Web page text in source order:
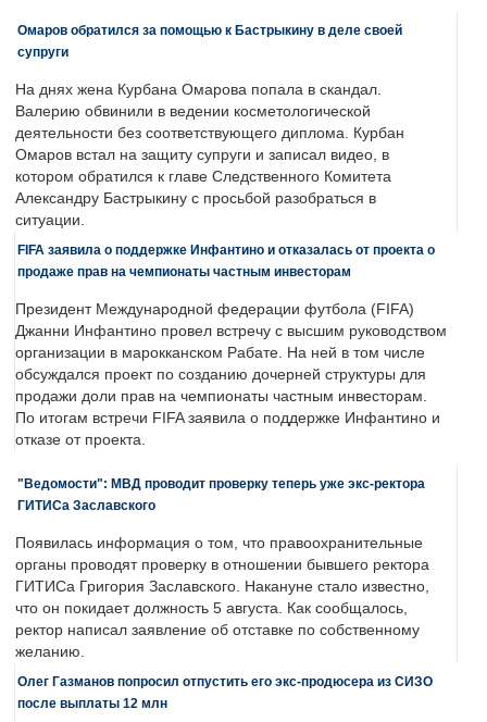
Омаров обратился за помощью к Бастрыкину в деле своей
супруги
На днях жена Курбана Омарова попала в скандал.
Валерию обвинили в ведении косметологической
деятельности без соответствующего диплома. Курбан
Омаров встал на защиту супруги и записал видео, в
котором обратился к главе Следственного Комитета
Александру Бастрыкину с просьбой разобраться в
ситуации.
FIFA заявила о поддержке Инфантино и отказалась от проекта о
продаже прав на чемпионаты частным инвесторам
Президент Международной федерации футбола (FIFA)
Джанни Инфантино провел встречу с высшим руководством
организации в марокканском Рабате. На ней в том числе
обсуждался проект по созданию дочерней структуры для
продажи доли прав на чемпионаты частным инвесторам.
По итогам встречи FIFA заявила о поддержке Инфантино и
отказе от проекта.
"Ведомости": МВД проводит проверку теперь уже экс-ректора
ГИТИСа Заславского
Появилась информация о том, что правоохранительные
органы проводят проверку в отношении бывшего ректора
ГИТИСа Григория Заславского. Накануне стало известно,
что он покидает должность 5 августа. Как сообщалось,
ректор написал заявление об отставке по собственному
желанию.
Олег Газманов попросил отпустить его экс-продюсера из СИЗО
после выплаты 12 млн